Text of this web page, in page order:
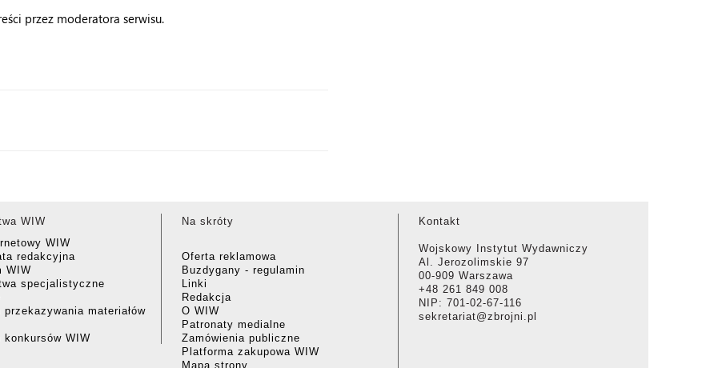
przez moderatora serwisu.
WIW
WIW
redakcyjna
WIW
specjalistyczne
przekazywania materiałów
konkursów WIW
Na skróty
Oferta reklamowa
Buzdygany - regulamin
Linki
Redakcja
O WIW
Patronaty medialne
Zamówienia publiczne
Platforma zakupowa WIW
Mapa strony
Kontakt
Wojskowy Instytut Wydawniczy
Al. Jerozolimskie 97
00-909 Warszawa
+48 261 849 008
NIP: 701-02-67-116
sekretariat@zbrojni.pl